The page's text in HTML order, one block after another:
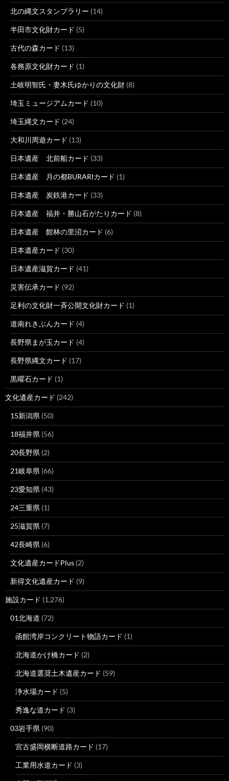
北の縄文スタンプラリー (14)
半田市文化財カード (5)
古代の森カード (13)
各務原文化財カード (1)
土岐明智氏・妻木氏ゆかりの文化財 (8)
埼玉ミュージアムカード (10)
埼玉縄文カード (24)
大和川周遊カード (13)
日本遺産 北前船カード (33)
日本遺産 月の都BURARIカード (1)
日本遺産 炭鉄港カード (33)
日本遺産 福井・勝山石がたりカード (8)
日本遺産 館林の里沼カード (6)
日本遺産カード (30)
日本遺産滋賀カード (41)
災害伝承カード (92)
足利の文化財一斉公開文化財カード (1)
道南れきぶんカード (4)
長野県まが玉カード (4)
長野県縄文カード (17)
黒曜石カード (1)
文化遺産カード (242)
15新潟県 (50)
18福井県 (56)
20長野県 (2)
21岐阜県 (66)
23愛知県 (43)
24三重県 (1)
25滋賀県 (7)
42長崎県 (6)
文化遺産カードPlus (2)
新得文化遺産カード (9)
施設カード (1,276)
01北海道 (72)
函館湾岸コンクリート物語カード (1)
北海道かけ橋カード (2)
北海道選奨土木遺産カード (59)
浄水場カード (5)
秀逸な道カード (3)
03岩手県 (90)
宮古盛岡横断道路カード (17)
工業用水道カード (3)